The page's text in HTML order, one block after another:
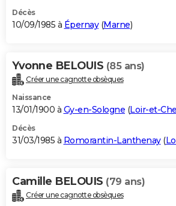
Décès
10/09/1985 à Épernay(Marne)
Yvonne BELOUIS (85 ans)
Créer une cagnotte obsèques
Naissance
13/01/1900 à Gy-en-Sologne (Loir-et-
Décès
31/03/1985 à Romorantin-Lanthenay(
Camille BELOUIS (79 ans)
Créer une cagnotte obsèques